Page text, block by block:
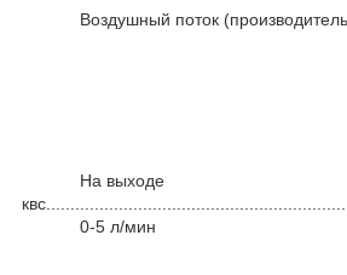
Воздушный поток
На выходе
0-5 л/мин